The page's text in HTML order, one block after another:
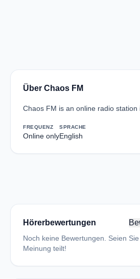
Über Chaos FM
Chaos FM is an online radio station
FREQUENZ
Online only
SPRACHE
English
Hörerbewertungen
Noch keine Bewertungen. Seien
Meinung teilt!